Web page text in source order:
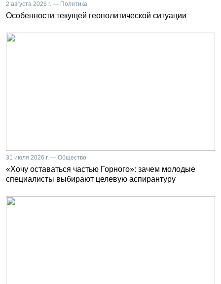
2 августа 2026 г. — Политика
Особенности текущей геополитической ситуации
31 июля 2026 г. — Общество
«Хочу оставаться частью Горного»: зачем молодые
специалисты выбирают целевую аспирантуру